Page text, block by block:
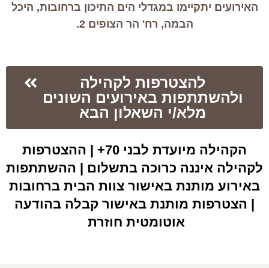
האירועים יתקיימו במגדלי הים התיכון ברחובות, היכל
הבמה, רח' הר הצופים 2.
להצטרפות לקהילה
ולהשתתפות באירועים השונים
מלא/י השאלון הבא
הקהילה מיועדת לבני 70+ | ההצטרפות
לקהילה איננה כרוכה בתשלום | ההשתתפות
באירוע מותנת באישור צוות הבית ברחובות
| הצטרפות מותנת באישור קבלה בהודעה
אוטומטית חוזרת